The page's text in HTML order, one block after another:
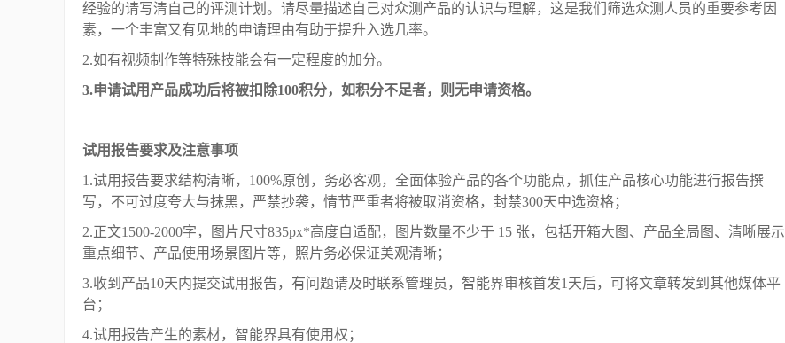
经验的请写清自己的评测计划。请尽量描述自己对众测产品的认识与理解，这是我们筛选众测人员的重要参考因
素，一个丰富又有见地的申请理由有助于提升入选几率。
2.如有视频制作等特殊技能会有一定程度的加分。
3.申请试用产品成功后将被扣除100积分，如积分不足者，则无申请资格。
试用报告要求及注意事项
1.试用报告要求结构清晰，100%原创，务必客观，全面体验产品的各个功能点，抓住产品核心功能进行报告撰
写，不可过度夸大与抹黑，严禁抄袭，情节严重者将被取消资格，封禁300天中选资格；
2.正文1500-2000字，图片尺寸835px*高度自适配，图片数量不少于 15 张，包括开箱大图、产品全局图、清晰展示
重点细节、产品使用场景图片等，照片务必保证美观清晰；
3.收到产品10天内提交试用报告，有问题请及时联系管理员，智能界审核首发1天后，可将文章转发到其他媒体平
台；
4.试用报告产生的素材，智能界具有使用权；